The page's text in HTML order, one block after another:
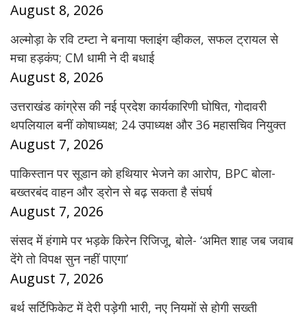
August 8, 2026
अल्मोड़ा के रवि टम्टा ने बनाया फ्लाइंग व्हीकल, सफल ट्रायल से
मचा हड़कंप; CM धामी ने दी बधाई
August 8, 2026
उत्तराखंड कांग्रेस की नई प्रदेश कार्यकारिणी घोषित, गोदावरी
थपलियाल बनीं कोषाध्यक्ष; 24 उपाध्यक्ष और 36 महासचिव नियुक्त
August 7, 2026
पाकिस्तान पर सूडान को हथियार भेजने का आरोप, BPC बोला-
बख्तरबंद वाहन और ड्रोन से बढ़ सकता है संघर्ष
August 7, 2026
संसद में हंगामे पर भड़के किरेन रिजिजू, बोले- ‘अमित शाह जब जवाब
देंगे तो विपक्ष सुन नहीं पाएगा’
August 7, 2026
बर्थ सर्टिफिकेट में देरी पड़ेगी भारी, नए नियमों से होगी सख्ती